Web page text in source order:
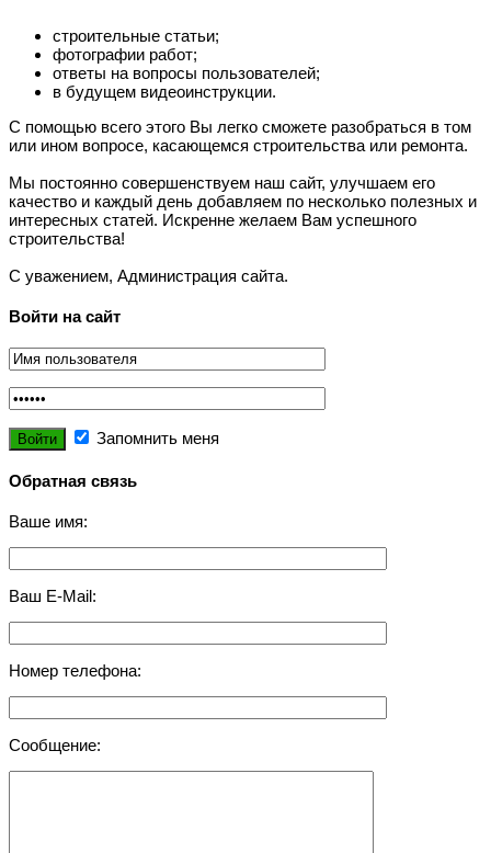
строительные статьи;
фотографии работ;
ответы на вопросы пользователей;
в будущем видеоинструкции.
С помощью всего этого Вы легко сможете разобраться в том
или ином вопросе, касающемся строительства или ремонта.
Мы постоянно совершенствуем наш сайт, улучшаем его
качество и каждый день добавляем по несколько полезных и
интересных статей. Искренне желаем Вам успешного
строительства!
С уважением, Администрация сайта.
Войти на сайт
Запомнить меня
Обратная связь
Ваше имя:
Ваш E-Mail:
Номер телефона:
Сообщение: